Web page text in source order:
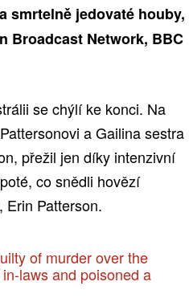
smrtelně jedovaté houby,
Broadcast Network, BBC
se chýlí ke konci. Na
a Gailina sestra
přežil jen díky intenzivní
co snědli hovězí
Erin Patterson.
of murder over the
laws and poisoned a